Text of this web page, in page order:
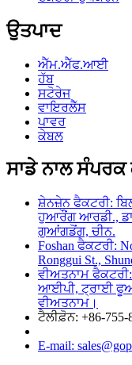
ਉਤਪਾਦ
ਐੱਮ.ਐੱਫ.ਆਈ
ਹੱਬ
ਸਟੋਰੇਜ
ਵਾਇਰਲੈੱਸ
ਪਾਵਰ
ਕੇਬਲ
ਸਾਡੇ ਨਾਲ ਸੰਪਰਕ
ਸ਼ੇਨਜ਼ੇਨ ਫੈਕਟਰੀ:
ਹੁਆਰੌਂਗ ਆਰਡੀ.,
ਗੁਆਂਗਡੋਂਗ, ਚੀਨ.
Foshan ਫੈਕਟਰੀ:
Ronggui St.,
ਵੀਅਤਨਾਮ
ਆਈਪੀ, ਟ੍ਰਾਈ
ਵੀਅਤਨਾਮ।
ਟੈਲੀਫ਼ੋਨ: +86-755-
E-mail: